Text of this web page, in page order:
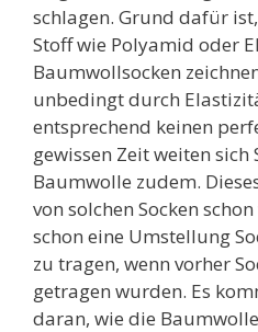
schlagen. Grund dafür
Stoff wie Polyamid oder
Baumwollsocken
unbedingt durch
entsprechend keinen
gewissen Zeit weiten sich
Baumwolle zudem.
von solchen Socken
schon eine Umstellung
zu tragen, wenn vorher
getragen wurden. Es
daran, wie die